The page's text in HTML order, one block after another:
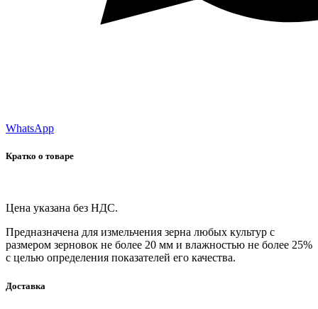
WhatsApp
Кратко о товаре
Цена указана без НДС.
Предназначена для измельчения зерна любых культур с
размером зерновок не более 20 мм и влажностью не более 25%
с целью определения показателей его качества.
Доставка